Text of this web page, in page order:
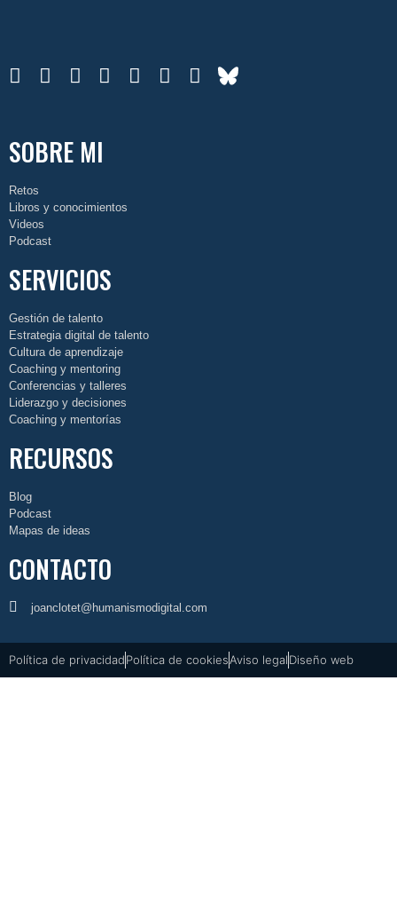
SOBRE MI
Retos
Libros y conocimientos
Videos
Podcast
SERVICIOS
Gestión de talento
Estrategia digital de talento
Cultura de aprendizaje
Coaching y mentoring
Conferencias y talleres
Liderazgo y decisiones
Coaching y mentorías
RECURSOS
Blog
Podcast
Mapas de ideas
CONTACTO
joanclotet@humanismodigital.com
Política de privacidadPolítica de cookiesAviso legalDiseño web